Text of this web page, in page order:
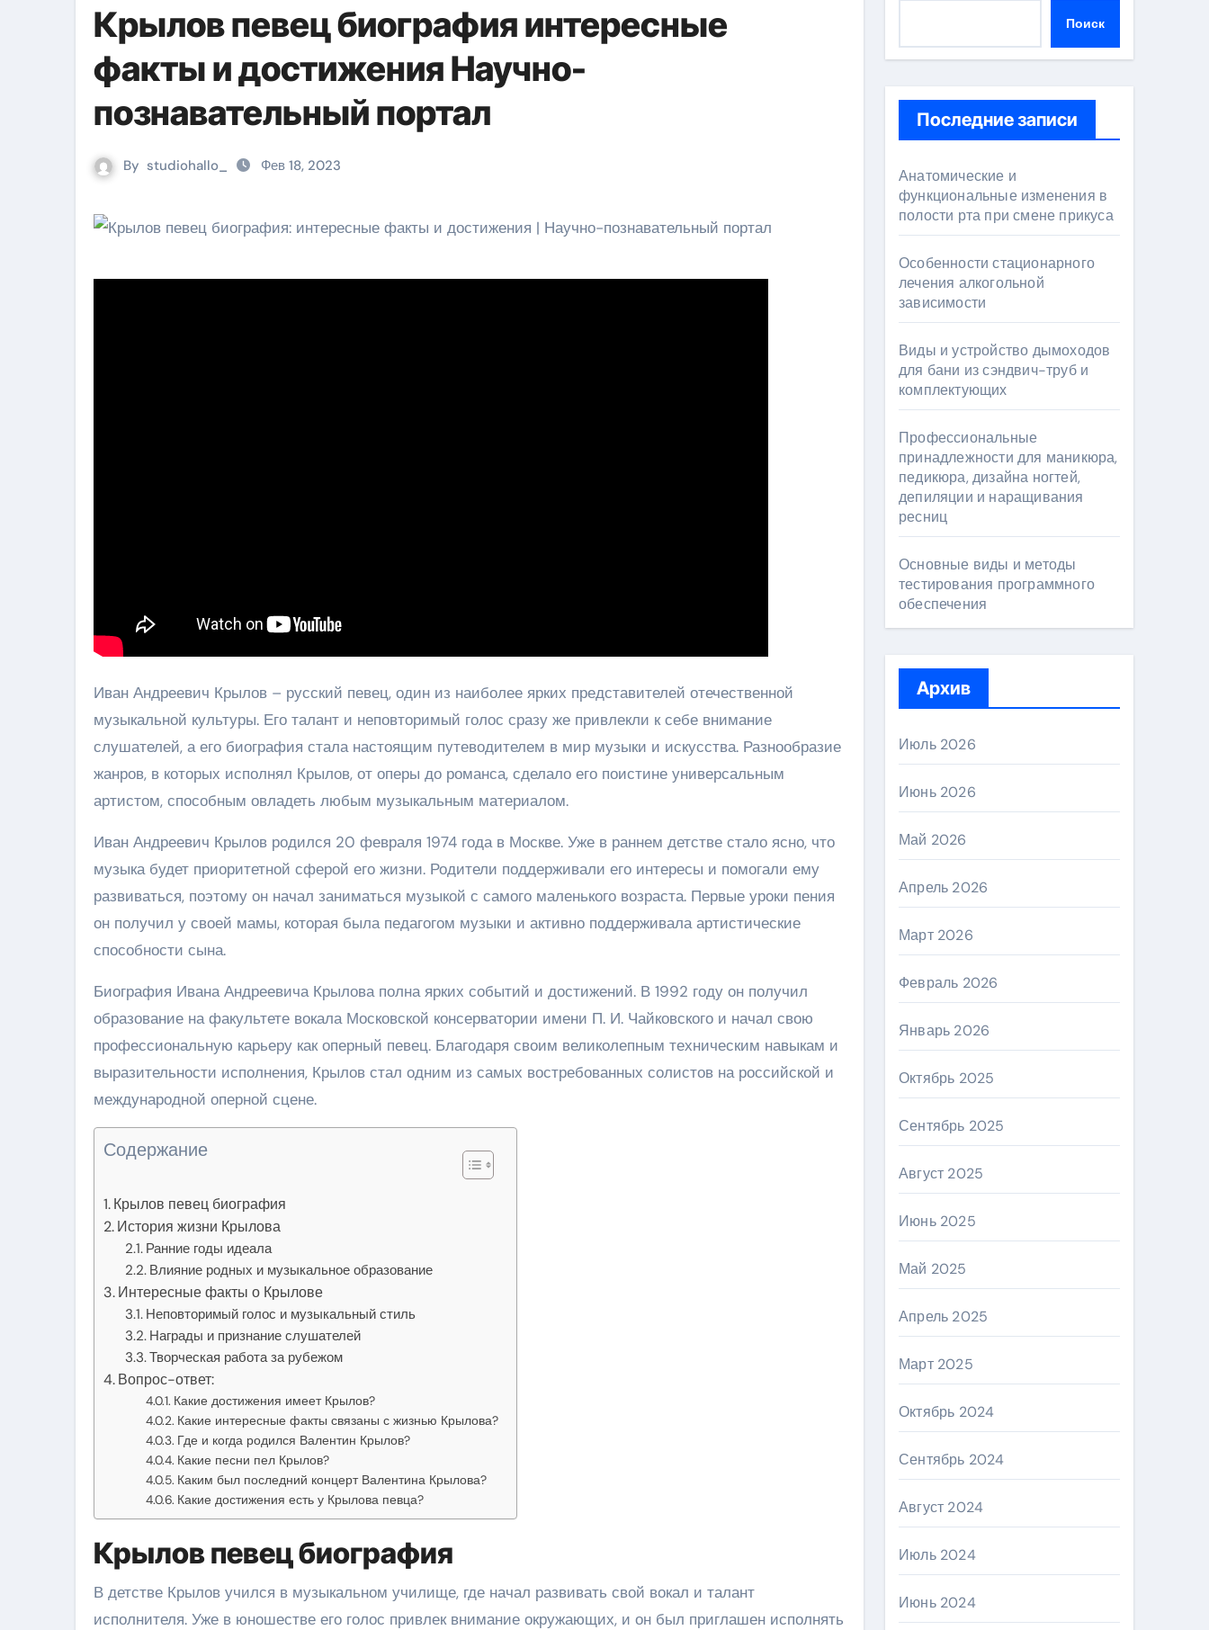
Крылов певец биография интересные
факты и достижения Научно-
познавательный портал
By studiohallo_ Фев 18, 2023
Иван Андреевич Крылов – русский певец, один из наиболее ярких представителей отечественной
музыкальной культуры. Его талант и неповторимый голос сразу же привлекли к себе внимание
слушателей, а его биография стала настоящим путеводителем в мир музыки и искусства. Разнообразие
жанров, в которых исполнял Крылов, от оперы до романса, сделало его поистине универсальным
артистом, способным овладеть любым музыкальным материалом.
Иван Андреевич Крылов родился 20 февраля 1974 года в Москве. Уже в раннем детстве стало ясно, что
музыка будет приоритетной сферой его жизни. Родители поддерживали его интересы и помогали ему
развиваться, поэтому он начал заниматься музыкой с самого маленького возраста. Первые уроки пения
он получил у своей мамы, которая была педагогом музыки и активно поддерживала артистические
способности сына.
Биография Ивана Андреевича Крылова полна ярких событий и достижений. В 1992 году он получил
образование на факультете вокала Московской консерватории имени П. И. Чайковского и начал свою
профессиональную карьеру как оперный певец. Благодаря своим великолепным техническим навыкам и
выразительности исполнения, Крылов стал одним из самых востребованных солистов на российской и
международной оперной сцене.
Содержание
Крылов певец биография
История жизни Крылова
Ранние годы идеала
Влияние родных и музыкальное образование
Интересные факты о Крылове
Неповторимый голос и музыкальный стиль
Награды и признание слушателей
Творческая работа за рубежом
Вопрос-ответ:
Какие достижения имеет Крылов?
Какие интересные факты связаны с жизнью Крылова?
Где и когда родился Валентин Крылов?
Какие песни пел Крылов?
Каким был последний концерт Валентина Крылова?
Какие достижения есть у Крылова певца?
Крылов певец биография
В детстве Крылов учился в музыкальном училище, где начал развивать свой вокал и талант
исполнителя. Уже в юношестве его голос привлек внимание окружающих, и он был приглашен исполнять
Поиск
Последние записи
Анатомические и
функциональные изменения в
полости рта при смене прикуса
Особенности стационарного
лечения алкогольной
зависимости
Виды и устройство дымоходов
для бани из сэндвич-труб и
комплектующих
Профессиональные
принадлежности для маникюра,
педикюра, дизайна ногтей,
депиляции и наращивания
ресниц
Основные виды и методы
тестирования программного
обеспечения
Архив
Июль 2026
Июнь 2026
Май 2026
Апрель 2026
Март 2026
Февраль 2026
Январь 2026
Октябрь 2025
Сентябрь 2025
Август 2025
Июнь 2025
Май 2025
Апрель 2025
Март 2025
Октябрь 2024
Сентябрь 2024
Август 2024
Июль 2024
Июнь 2024